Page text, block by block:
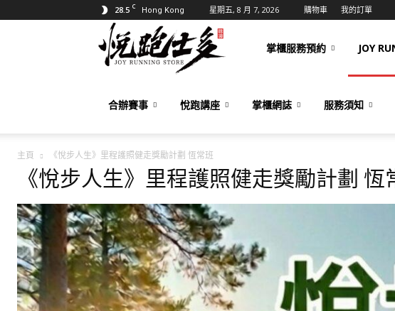
28.5 C Hong Kong 星期五, 8 月 7, 2026 購物車 我的訂單
跑
多
Joy
掌櫃服務預約 JOY
合辦賽事 悅跑講座 掌櫃網誌 服務須知
主頁 《悅步人生》里程護照健走獎勵計劃 恆常班
《悅步人生》里程護照健走獎勵計劃 恆